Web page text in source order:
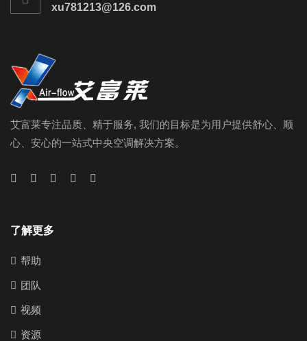
xu781213@126.com
艾富莱专注品质、精于服务, 我们的目标是为用户提供舒心、顺
心、安心的一站式中央空调解决方案。
了解更多
帮助
团队
视频
资源